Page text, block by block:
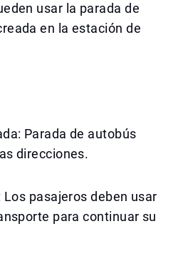
usar la parada de
en la estación de
Parada de autobús
direcciones.
pasajeros deben usar
para continuar su